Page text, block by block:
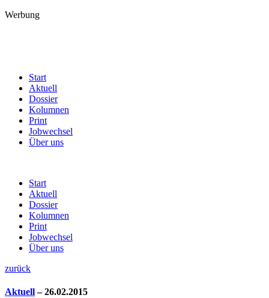
Werbung
Start
Aktuell
Dossier
Kolumnen
Print
Jobwechsel
Über uns
Start
Aktuell
Dossier
Kolumnen
Print
Jobwechsel
Über uns
zurück
Aktuell– 26.02.2015